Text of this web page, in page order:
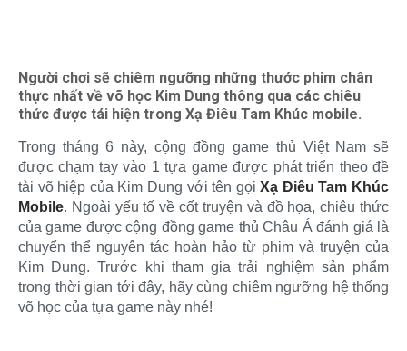
Người chơi sẽ chiêm ngưỡng những thước phim chân
thực nhất về võ học Kim Dung thông qua các chiêu
thức được tái hiện trong Xạ Điêu Tam Khúc mobile.
Trong tháng 6 này, cộng đồng game thủ Việt Nam sẽ
được chạm tay vào 1 tựa game được phát triển theo đề
tài võ hiệp của Kim Dung với tên gọiXạ Điêu Tam Khúc
Mobile. Ngoài yếu tố về cốt truyện và đồ họa, chiêu thức
của game được cộng đồng game thủ Châu Á đánh giá là
chuyển thể nguyên tác hoàn hảo từ phim và truyện của
Kim Dung. Trước khi tham gia trải nghiệm sản phẩm
trong thời gian tới đây, hãy cùng chiêm ngưỡng hệ thống
võ học của tựa game này nhé!